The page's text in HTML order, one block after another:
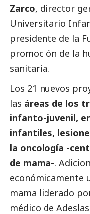
Zarco, director
Universitario
presidente de la
promoción de la
sanitaria.
Los 21 nuevos
las áreas de los
infanto-juvenil,
infantiles,
la oncología -
de mama-.
económicamente
mama liderado
médico de